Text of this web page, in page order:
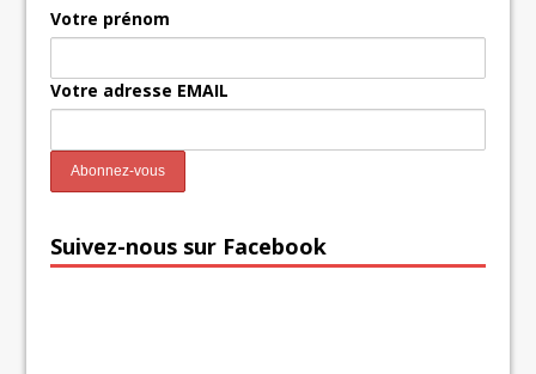
Votre prénom
Votre adresse EMAIL
Suivez-nous sur Facebook